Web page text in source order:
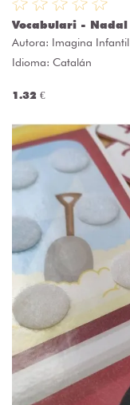
Vocabulari - Nadal
Autora: Imagina Infantil
Idioma: Catalán
1.32 €